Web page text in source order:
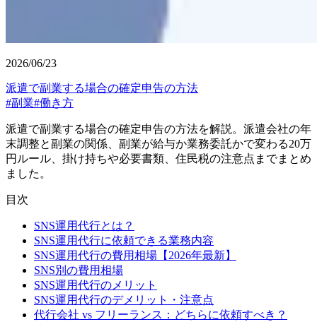
2026/06/23
派遣で副業する場合の確定申告の方法
#副業#働き方
派遣で副業する場合の確定申告の方法を解説。派遣会社の年
末調整と副業の関係、副業が給与か業務委託かで変わる20万
円ルール、掛け持ちや必要書類、住民税の注意点までまとめ
ました。
目次
SNS運用代行とは？
SNS運用代行に依頼できる業務内容
SNS運用代行の費用相場【2026年最新】
SNS別の費用相場
SNS運用代行のメリット
SNS運用代行のデメリット・注意点
代行会社 vs フリーランス：どちらに依頼すべき？